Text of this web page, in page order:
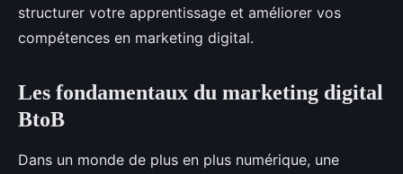
structurer votre apprentissage et améliorer vos
compétences en marketing digital.
Les fondamentaux du marketing digital
BtoB
Dans un monde de plus en plus numérique, une